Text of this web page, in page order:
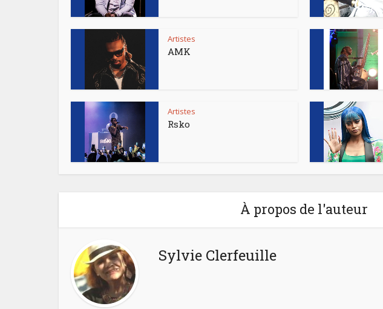
Artistes
AMK
Artistes
Rsko
À propos de l'auteur
Sylvie Clerfeuille